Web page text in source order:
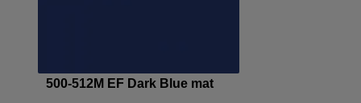
500-512M EF Dark Blue mat